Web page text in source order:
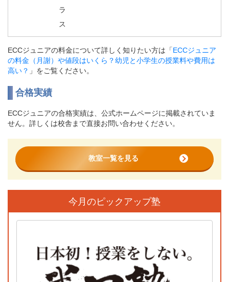
ラ
ス
ECCジュニアの料金について詳しく知りたい方は「ECCジュニア
の料金（月謝）や値段はいくら？幼児と小学生の授業料や費用は
高い？ 」をご覧ください。
合格実績
ECCジュニアの合格実績は、公式ホームページに掲載されていま
せん。詳しくは校舎まで直接お問い合わせください。
教室一覧を見る
今月のピックアップ塾